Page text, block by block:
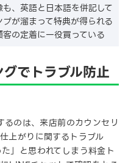
、英語と日本語を併記して
が溜まって特典が得られる
の定着に一役買っている
でトラブル防止
のは、来店前のカウンセリ
上がりに関するトラブル
」と思われてしまう料金ト